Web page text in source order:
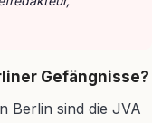
Gefängnisse?
Berlin sind die JVA